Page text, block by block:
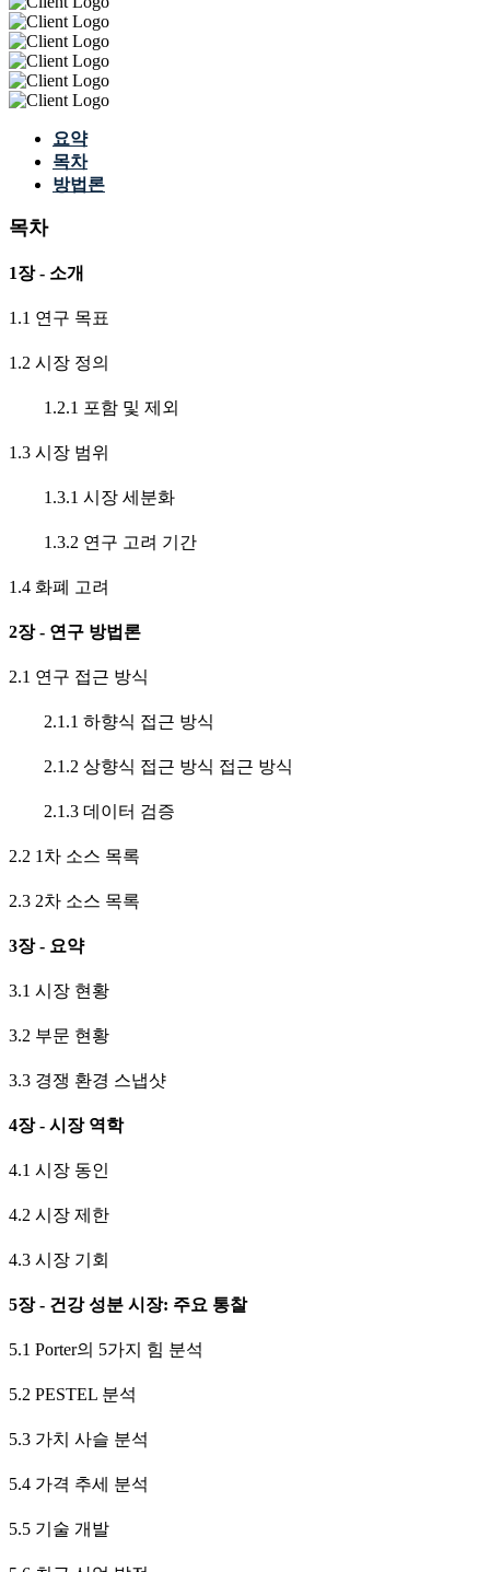
요약
목차
방법론
목차
1장 - 소개
1.1 연구 목표
1.2 시장 정의
1.2.1 포함 및 제외
1.3 시장 범위
1.3.1 시장 세분화
1.3.2 연구 고려 기간
1.4 화폐 고려
2장 - 연구 방법론
2.1 연구 접근 방식
2.1.1 하향식 접근 방식
2.1.2 상향식 접근 방식 접근 방식
2.1.3 데이터 검증
2.2 1차 소스 목록
2.3 2차 소스 목록
3장 - 요약
3.1 시장 현황
3.2 부문 현황
3.3 경쟁 환경 스냅샷
4장 - 시장 역학
4.1 시장 동인
4.2 시장 제한
4.3 시장 기회
5장 - 건강 성분 시장: 주요 통찰
5.1 Porter의 5가지 힘 분석
5.2 PESTEL 분석
5.3 가치 사슬 분석
5.4 가격 추세 분석
5.5 기술 개발